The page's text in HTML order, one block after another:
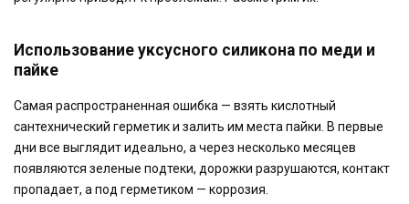
Использование уксусного силикона по меди и
пайке
Самая распространенная ошибка — взять кислотный
сантехнический герметик и залить им места пайки. В первые
дни все выглядит идеально, а через несколько месяцев
появляются зеленые подтеки, дорожки разрушаются, контакт
пропадает, а под герметиком — коррозия.